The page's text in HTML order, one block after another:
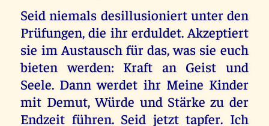
Seid niemals desillusioniert unter den
Prüfungen, die ihr erduldet. Akzeptiert
sie im Austausch für das, was sie euch
bieten werden: Kraft an Geist und
Seele. Dann werdet ihr Meine Kinder
mit Demut, Würde und Stärke zu der
Endzeit führen. Seid jetzt tapfer. Ich